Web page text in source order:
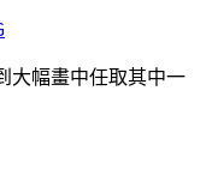
大幅畫中任取其中一